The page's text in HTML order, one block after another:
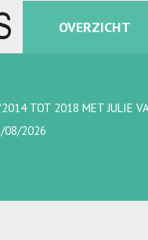
OVERZICHT
TOT 2018 MET JULIE
08/2026